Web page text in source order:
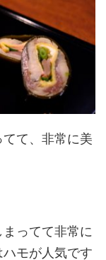
てて、非常に美
ってて非常に
モが人気です